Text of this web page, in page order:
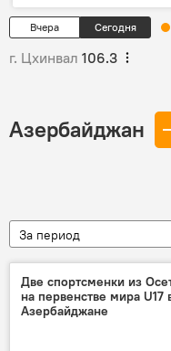
Вчера Сегодня
г. Цхинвал 106.3
Азербайджан
За период
Две спортсменки из
на первенстве мира U17
Азербайджане